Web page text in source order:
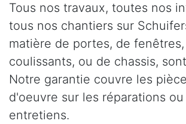
Tous nos travaux, toutes nos
tous nos chantiers sur
matière de portes, de
coulissants, ou de chassis,
Notre garantie couvre les
d'oeuvre sur les réparations ou
entretiens.